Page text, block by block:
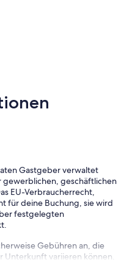
Balkon
im OG
Gastgeber verwaltet
gewerblichen, geschäftlichen
EU-Verbraucherrecht,
für deine Buchung, sie wird
festgelegten
Gebühren an, die
variieren können.